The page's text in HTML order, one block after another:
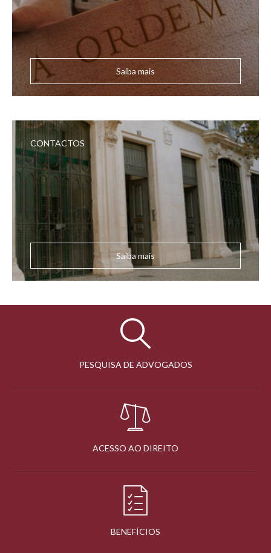
Saiba mais
CONTACTOS
Saiba mais
PESQUISA DE ADVOGADOS
ACESSO AO DIREITO
BENEFÍCIOS